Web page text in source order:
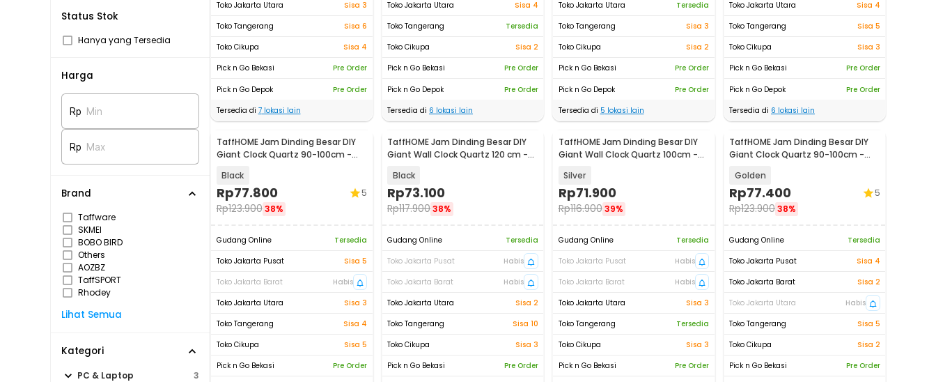
Status Stok
Hanya yang Tersedia
Harga
Rp Min
Rp Max
Brand
Taffware
SKMEI
BOBO BIRD
Others
AOZBZ
TaffSPORT
Rhodey
Lihat Semua
Kategori
PC & Laptop
3
Toko Jakarta Utara
Sisa 3
Toko Tangerang
Sisa 6
Toko Cikupa
Sisa 4
Pick n Go Bekasi
Pre Order
Pick n Go Depok
Pre Order
Tersedia di 7lokasi lain
Toko Jakarta Utara
Sisa 4
Toko Tangerang
Tersedia
Toko Cikupa
Sisa 2
Pick n Go Bekasi
Pre Order
Pick n Go Depok
Pre Order
Tersedia di 6 lokasi lain
Toko Jakarta Utara
Tersedia
Toko Tangerang
Sisa 3
Toko Cikupa
Sisa 2
Pick n Go Bekasi
Pre Order
Pick n Go Depok
Pre Order
Tersedia di 5 lokasi lain
Toko Jakarta Utara
Sisa 4
Toko Tangerang
Sisa 5
Toko Cikupa
Sisa 3
Pick n Go Bekasi
Pre Order
Pick n Go Depok
Pre Order
Tersedia di 6 lokasi lain
TaffHOME Jam Dinding Besar DIY
Giant Clock Quartz 90-100cm -
Black
Rp77.800
Rp123.900 38%
5
Gudang Online
Tersedia
Toko Jakarta Pusat
Sisa 5
Toko Jakarta Barat
Habis
Toko Jakarta Utara
Sisa 3
Toko Tangerang
Sisa 4
Toko Cikupa
Sisa 5
Pick n Go Bekasi
Pre Order
TaffHOME Jam Dinding Besar DIY
Giant Wall Clock Quartz 120 cm -
Black
Rp73.100
Rp117.90038%
Gudang Online
Tersedia
Toko Jakarta Pusat
Habis
Toko Jakarta Barat
Habis
Toko Jakarta Utara
Sisa 2
Toko Tangerang
Sisa 10
Toko Cikupa
Sisa 3
Pick n Go Bekasi
Pre Order
TaffHOME Jam Dinding Besar DIY
Giant Wall Clock Quartz 100cm -
Silver
Rp71.900
Rp116.900 39%
Gudang Online
Tersedia
Toko Jakarta Pusat
Habis
Toko Jakarta Barat
Habis
Toko Jakarta Utara
Sisa 3
Toko Tangerang
Tersedia
Toko Cikupa
Sisa 3
Pick n Go Bekasi
Pre Order
TaffHOME Jam Dinding Besar DIY
Giant Clock Quartz 90-100cm -
Golden
Rp77.400
Rp123.90038%
5
Gudang Online
Tersedia
Toko Jakarta Pusat
Sisa 4
Toko Jakarta Barat
Sisa 2
Toko Jakarta Utara
Habis
Toko Tangerang
Sisa 5
Toko Cikupa
Sisa 2
Pick n Go Bekasi
Pre Order